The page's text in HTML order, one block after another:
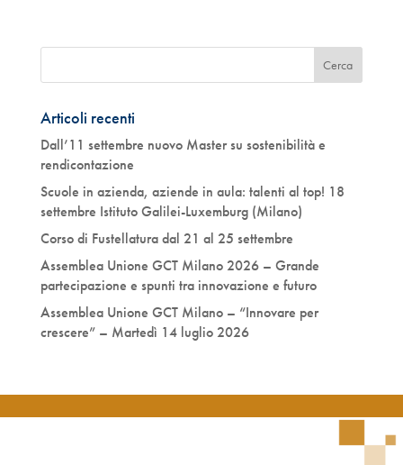
Articoli recenti
Dall’11 settembre nuovo Master su sostenibilità e
rendicontazione
Scuole in azienda, aziende in aula: talenti al top! 18
settembre Istituto Galilei-Luxemburg (Milano)
Corso di Fustellatura dal 21 al 25 settembre
Assemblea Unione GCT Milano 2026 – Grande
partecipazione e spunti tra innovazione e futuro
Assemblea Unione GCT Milano – “Innovare per
crescere” – Martedì 14 luglio 2026